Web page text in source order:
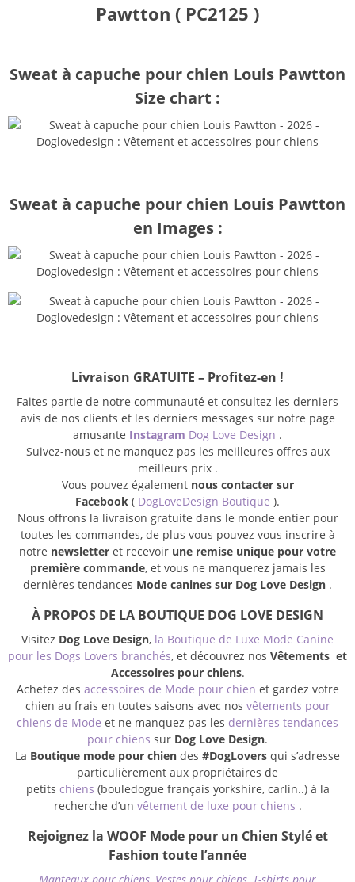
Pawtton ( PC2125 )
Sweat à capuche pour chien Louis Pawtton
Size chart :
Sweat à capuche pour chien Louis Pawtton
en Images :
Livraison GRATUITE – Profitez-en !
Faites partie de notre communauté et consultez les derniers
avis de nos clients et les derniers messages sur notre page
amusante Instagram Dog Love Design .
Suivez-nous et ne manquez pas les meilleures offres aux
meilleurs prix .
Vous pouvez également nous contacter sur
Facebook ( DogLoveDesign Boutique ).
Nous offrons la livraison gratuite dans le monde entier pour
toutes les commandes, de plus vous pouvez vous inscrire à
notre newsletter et recevoir une remise unique pour votre
première commande, et vous ne manquerez jamais les
dernières tendances Mode canines sur Dog Love Design .
À PROPOS DE LA BOUTIQUE DOG LOVE DESIGN
Visitez Dog Love Design, la Boutique de Luxe Mode Canine
pour les Dogs Lovers branchés, et découvrez nos Vêtements et
Accessoires pour chiens.
Achetez des accessoires de Mode pour chien et gardez votre
chien au frais en toutes saisons avec nos vêtements pour
chiens de Mode et ne manquez pas les dernières tendances
pour chiens sur Dog Love Design.
La Boutique mode pour chien des #DogLovers qui s’adresse
particulièrement aux propriétaires de
petits chiens (bouledogue français yorkshire, carlin..) à la
recherche d’un vêtement de luxe pour chiens .
Rejoignez la WOOF Mode pour un Chien Stylé et
Fashion toute l’année